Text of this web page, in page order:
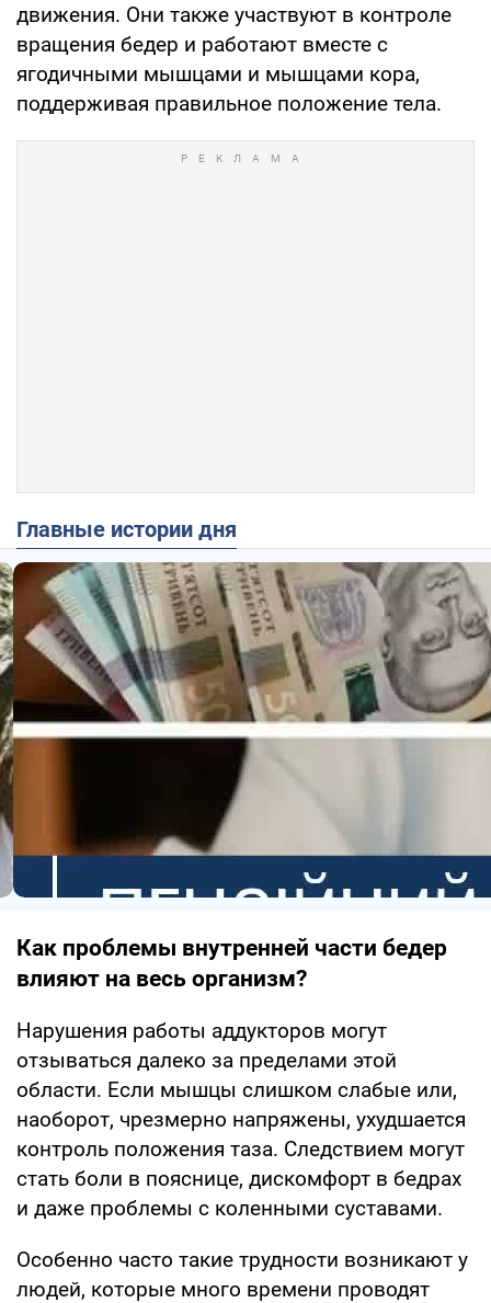
движения. Они также участвуют в контроле
вращения бедер и работают вместе с
ягодичными мышцами и мышцами кора,
поддерживая правильное положение тела.
Главные истории дня
Как проблемы внутренней части бедер
влияют на весь организм?
Нарушения работы аддукторов могут
отзываться далеко за пределами этой
области. Если мышцы слишком слабые или,
наоборот, чрезмерно напряжены, ухудшается
контроль положения таза. Следствием могут
стать боли в пояснице, дискомфорт в бедрах
и даже проблемы с коленными суставами.
Особенно часто такие трудности возникают у
людей, которые много времени проводят